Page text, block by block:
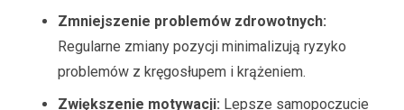
Zmniejszenie problemów zdrowotnych:
Regularne zmiany pozycji minimalizują ryzyko
problemów z kręgosłupem i krążeniem.
Zwiększenie motywacji: Lepsze samopoczucie